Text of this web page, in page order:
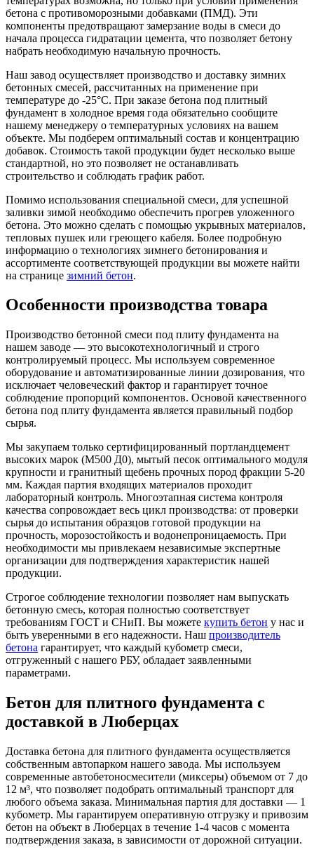
бетона с противоморозными добавками (ПМД). Эти
компоненты предотвращают замерзание воды в смеси до
начала процесса гидратации цемента, что позволяет бетону
набрать необходимую начальную прочность.
Наш завод осуществляет производство и доставку зимних
бетонных смесей, рассчитанных на применение при
температуре до -25°C. При заказе бетона под плитный
фундамент в холодное время года обязательно сообщите
нашему менеджеру о температурных условиях на вашем
объекте. Мы подберем оптимальный состав и концентрацию
добавок. Стоимость такой продукции будет несколько выше
стандартной, но это позволяет не останавливать
строительство и соблюдать график работ.
Помимо использования специальной смеси, для успешной
заливки зимой необходимо обеспечить прогрев уложенного
бетона. Это можно сделать с помощью укрывных материалов,
тепловых пушек или греющего кабеля. Более подробную
информацию о технологиях зимнего бетонирования и
ассортименте соответствующей продукции вы можете найти
на странице зимний бетон.
Особенности производства товара
Производство бетонной смеси под плиту фундамента на
нашем заводе — это высокотехнологичный и строго
контролируемый процесс. Мы используем современное
оборудование и автоматизированные линии дозирования, что
исключает человеческий фактор и гарантирует точное
соблюдение пропорций компонентов. Основой качественного
бетона под плиту фундамента является правильный подбор
сырья.
Мы закупаем только сертифицированный портландцемент
высоких марок (М500 Д0), мытый песок оптимального модуля
крупности и гранитный щебень прочных пород фракции 5-20
мм. Каждая партия входящих материалов проходит
лабораторный контроль. Многоэтапная система контроля
качества сопровождает весь цикл производства: от проверки
сырья до испытания образцов готовой продукции на
прочность, морозостойкость и водонепроницаемость. При
необходимости мы привлекаем независимые экспертные
организации для подтверждения характеристик нашей
продукции.
Строгое соблюдение технологии позволяет нам выпускать
бетонную смесь, которая полностью соответствует
требованиям ГОСТ и СНиП. Вы можете купить бетон у нас и
быть уверенными в его надежности. Наш производитель
бетона гарантирует, что каждый кубометр смеси,
отгруженный с нашего РБУ, обладает заявленными
параметрами.
Бетон для плитного фундамента с
доставкой в Люберцах
Доставка бетона для плитного фундамента осуществляется
собственным автопарком нашего завода. Мы используем
современные автобетоносмесители (миксеры) объемом от 7 до
12 м³, что позволяет подобрать оптимальный транспорт для
любого объема заказа. Минимальная партия для доставки — 1
кубометр. Мы гарантируем оперативную отгрузку и привозим
бетон на объект в Люберцах в течение 1-4 часов с момента
подтверждения заказа, в зависимости от дорожной ситуации.